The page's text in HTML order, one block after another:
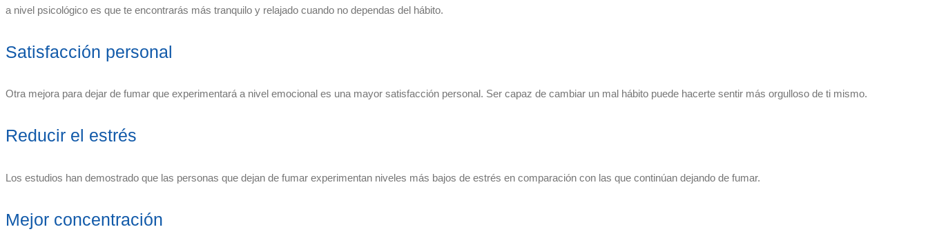
a nivel psicológico es que te encontrarás más tranquilo y relajado cuando no dependas del hábito.
Satisfacción personal
Otra mejora para dejar de fumar que experimentará a nivel emocional es una mayor satisfacción personal. Ser capaz de cambiar un mal hábito puede hacerte sentir más orgulloso de ti mismo.
Reducir el estrés
Los estudios han demostrado que las personas que dejan de fumar experimentan niveles más bajos de estrés en comparación con las que continúan dejando de fumar.
Mejor concentración